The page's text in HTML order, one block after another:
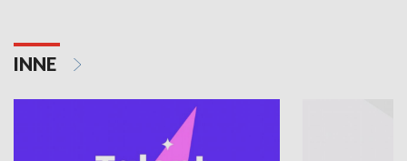
INNE